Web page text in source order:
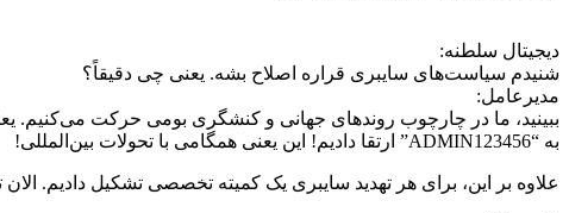
دیجیتال سلطنه:
شنیدم سیاست‌های سایبری قراره اصلاح بشه. یعنی چی دقیقاً؟
مدیرعامل:
به “ADMIN123456” ارتقا دادیم! این یعنی همگامی با تحولات بین‌المللی!
علاوه بر این، برای هر تهدید سایبری یک کمیته تخصصی تشکیل دادیم.